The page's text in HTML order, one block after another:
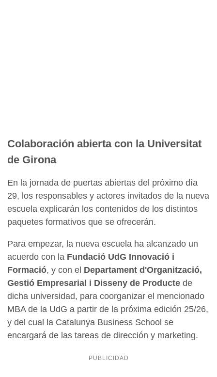
Colaboración abierta con la Universitat
de Girona
En la jornada de puertas abiertas del próximo día
29, los responsables y actores invitados de la nueva
escuela explicarán los contenidos de los distintos
paquetes formativos que se ofrecerán.
Para empezar, la nueva escuela ha alcanzado un
acuerdo con la Fundació UdG Innovació i
Formació, y con el Departament d'Organització,
Gestió Empresarial i Disseny de Producte de
dicha universidad, para coorganizar el mencionado
MBA de la UdG a partir de la próxima edición 25/26,
y del cual la Catalunya Business School se
encargará de las tareas de dirección y marketing.